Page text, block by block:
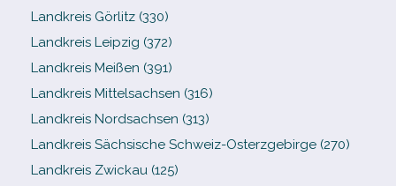
Landkreis Görlitz (330)
Landkreis Leipzig (372)
Landkreis Meißen (391)
Landkreis Mittelsachsen (316)
Landkreis Nordsachsen (313)
Landkreis Sächsische Schweiz-​Osterzgebirge (270)
Landkreis Zwickau (125)